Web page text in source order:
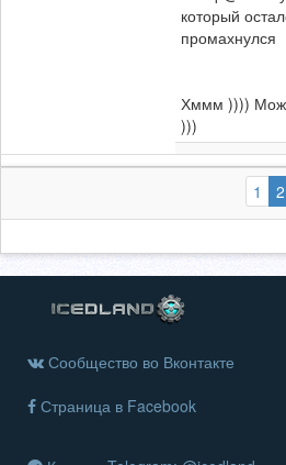
который
промахнулся
Хммм ))))
)))
1 2
Сообщество во Вконтакте
Страница в Facebook